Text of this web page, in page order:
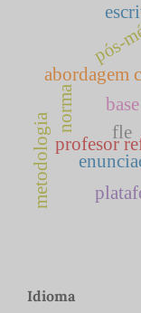
abordagem
pós-
profesor
norma
metodologia fle
Idioma